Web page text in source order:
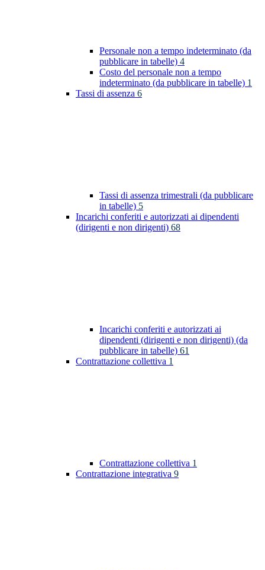
Personale non a tempo indeterminato (da
pubblicare in tabelle) 4
Costo del personale non a tempo
indeterminato (da pubblicare in tabelle) 1
Tassi di assenza 6
Tassi di assenza trimestrali (da pubblicare
in tabelle) 5
Incarichi conferiti e autorizzati ai dipendenti
(dirigenti e non dirigenti) 68
Incarichi conferiti e autorizzati ai
dipendenti (dirigenti e non dirigenti) (da
pubblicare in tabelle) 61
Contrattazione collettiva 1
Contrattazione collettiva 1
Contrattazione integrativa 9